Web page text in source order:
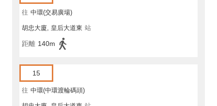
往 中環(交易廣場)
胡忠大廈, 皇后大道東 站
距離 140m
15
往 中環(中環渡輪碼頭)